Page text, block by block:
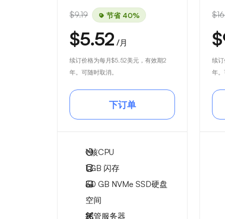
$9.19 节省 40%
$5.52 /月
续订价格为每月$5.52美元，有效期2
年。可随时取消。
下订单
1核CPU
1 GB 闪存
30 GB NVMe SSD硬盘
空间
托管服务器
续
年。